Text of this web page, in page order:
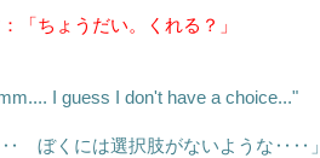
「ちょうだい。くれる？」
I guess I don't have a choice..."
ぼくには選択肢がないような‥‥」